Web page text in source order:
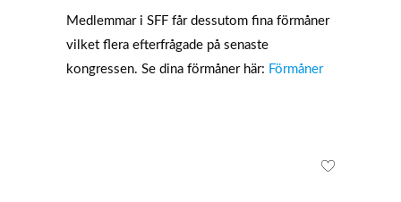
Medlemmar i SFF får dessutom fina förmåner
vilket flera efterfrågade på senaste
kongressen. Se dina förmåner här: Förmåner